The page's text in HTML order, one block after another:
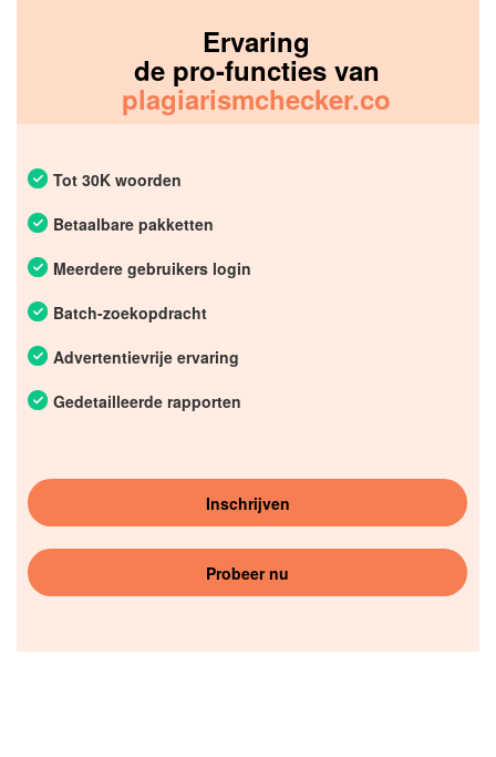
Ervaring
de pro-functies van
plagiarismchecker.co
Tot 30K woorden
Betaalbare pakketten
Meerdere gebruikers login
Batch-zoekopdracht
Advertentievrije ervaring
Gedetailleerde rapporten
Inschrijven
Probeer nu